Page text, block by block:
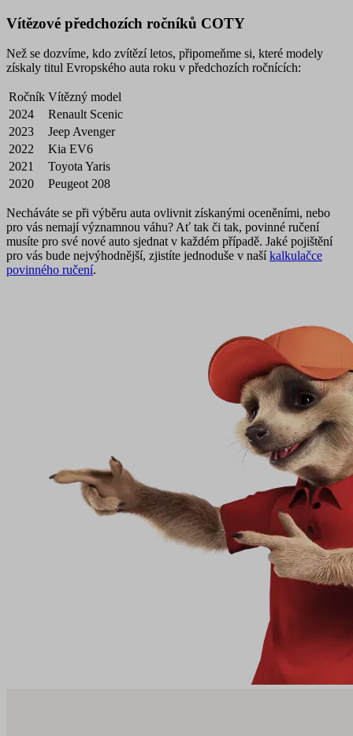
Vítězové předchozích ročníků COTY
Než se dozvíme, kdo zvítězí letos, připomeňme si, které modely
získaly titul Evropského auta roku v předchozích ročnících:
Ročník Vítězný model
2024
Renault Scenic
2023
Jeep Avenger
2022
Kia EV6
2021
Toyota Yaris
2020
Peugeot 208
Necháváte se při výběru auta ovlivnit získanými oceněními, nebo
pro vás nemají významnou váhu? Ať tak či tak, povinné ručení
musíte pro své nové auto sjednat v každém případě. Jaké pojištění
pro vás bude nejvýhodnější, zjistíte jednoduše v našíkalkulačce
povinného ručení.